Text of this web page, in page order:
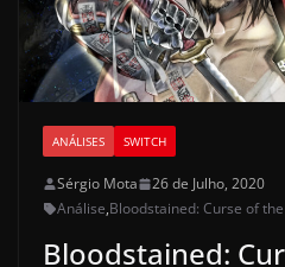
ANÁLISES SWITCH
Sérgio Mota
26 de Julho, 2020
Análise,Bloodstained: Curse of
Bloodstained: